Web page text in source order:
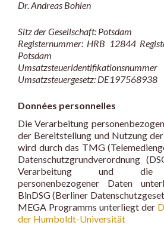
Dr. Andreas Bohlen
Sitz der Gesellschaft: Potsdam
Registernummer: HRB 12844
Potsdam
Umsatzsteuergesetz: DE197568938
Données personnelles
Die Verarbeitung
der Bereitstellung und Nutzung
wird durch das TMG
Datenschutzgrundverordnung
Verarbeitung und die
personenbezogener Daten
BlnDSG (Berliner
MEGA Programms unterliegt der
der Humboldt-Universität